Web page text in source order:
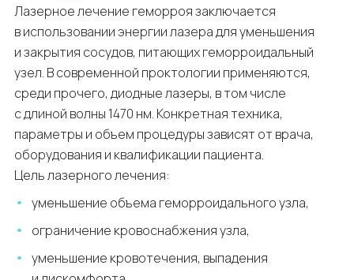
Лазерное лечение геморроя заключается
в использовании энергии лазера для уменьшения
и закрытия сосудов, питающих геморроидальный
узел. В современной проктологии применяются,
среди прочего, диодные лазеры, в том числе
с длиной волны 1470 нм. Конкретная техника,
параметры и объем процедуры зависят от врача,
оборудования и квалификации пациента.
Цель лазерного лечения:
уменьшение объема геморроидального узла,
ограничение кровоснабжения узла,
уменьшение кровотечения, выпадения